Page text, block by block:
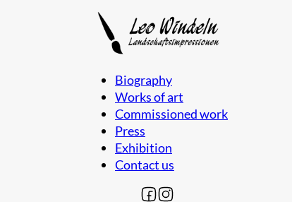
Biography
Works of art
Commissioned work
Press
Exhibition
Contact us
Follow me on Facebook
Follow me on Instagram